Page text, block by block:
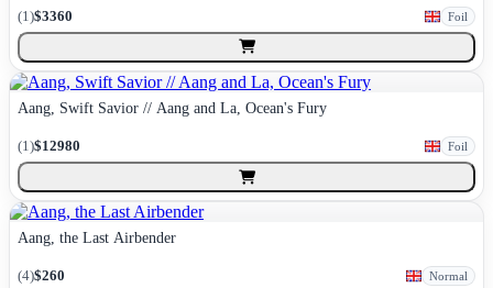
(1)$3360 Foil
Aang, Swift Savior // Aang and La, Ocean's Fury
(1)$12980 Foil
Aang, the Last Airbender
(4)$260 Normal